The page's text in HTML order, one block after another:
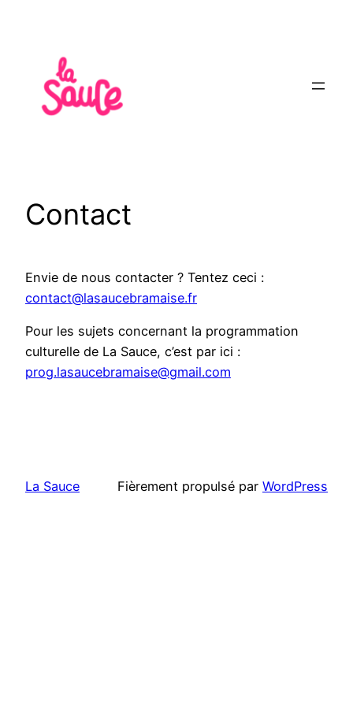
Contact
Envie de nous contacter ? Tentez ceci :
contact@lasaucebramaise.fr
Pour les sujets concernant la programmation
culturelle de La Sauce, c’est par ici :
prog.lasaucebramaise@gmail.com
La Sauce Fièrement propulsé par WordPress